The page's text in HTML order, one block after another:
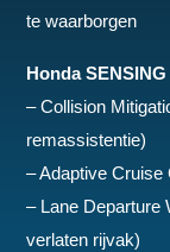
te waarborgen
Honda
– Collision
remassistentie)
– Adaptive Cruise
– Lane Departure
verlaten rijvak)